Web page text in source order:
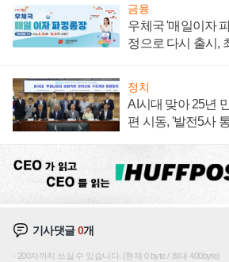
금융
우체국 '매일이자
정으로 다시 출시,
정치
AI시대 맞아 25년
편 시동, '발전5사
기사댓글0개
200자까지 쓰실 수 있습니다. (현재 0 byte / 최대 400byte)